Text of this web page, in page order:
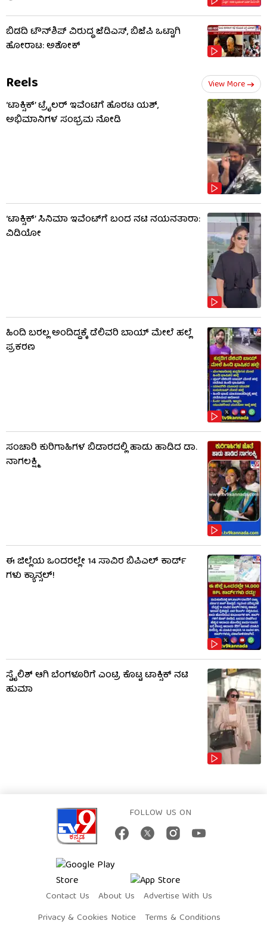
ಬಿಡದಿ ಟೌನ್​ಶಿಪ್ ವಿರುದ್ಧ ಜೆಡಿಎಸ್, ಬಿಜೆಪಿ ಒಟ್ಟಾಗಿ
ಹೋರಾಟ: ಅಶೋಕ್
Reels View More
‘ಟಾಕ್ಸಿಕ್’ ಟ್ರೈಲರ್ ಇವೆಂಟಿಗೆ ಹೊರಟ ಯಶ್,
ಅಭಿಮಾನಿಗಳ ಸಂಭ್ರಮ ನೋಡಿ
‘ಟಾಕ್ಸಿಕ್’ ಸಿನಿಮಾ ಇವೆಂಟ್​​ಗೆ ಬಂದ ನಟಿ ನಯನತಾರಾ:
ವಿಡಿಯೋ
ಹಿಂದಿ ಬರಲ್ಲ ಅಂದಿದ್ದಕ್ಕೆ ಡೆಲಿವರಿ ಬಾಯ್‌ ಮೇಲೆ ಹಲ್ಲೆ
ಪ್ರಕರಣ
ಸಂಚಾರಿ ಕುರಿಗಾಹಿಗಳ ಬಿಡಾರದಲ್ಲಿ ಹಾಡು ಹಾಡಿದ ಡಾ.
ನಾಗಲಕ್ಷ್ಮಿ
ಈ ಜಿಲ್ಲೆಯ ಒಂದರಲ್ಲೇ 14 ಸಾವಿರ ಬಿಪಿಎಲ್​ ಕಾರ್ಡ್​
ಗಳು ಕ್ಯಾನ್ಸಲ್!
ಸ್ಟೈಲಿಶ್ ಆಗಿ ಬೆಂಗಳೂರಿಗೆ ಎಂಟ್ರಿ ಕೊಟ್ಟ ಟಾಕ್ಸಿಕ್ ನಟಿ
ಹುಮಾ
FOLLOW US ON
Contact Us About Us
Advertise With Us
Privacy & Cookies Notice
Terms & Conditions